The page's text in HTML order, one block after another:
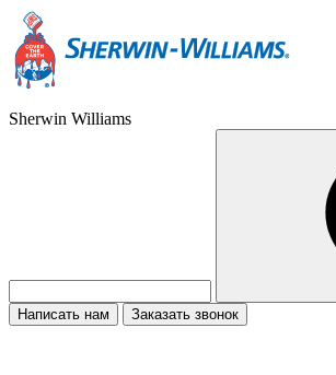
Sherwin Williams
Написать нам Заказать звонок